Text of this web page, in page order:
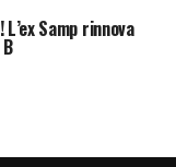
Samp rinnova